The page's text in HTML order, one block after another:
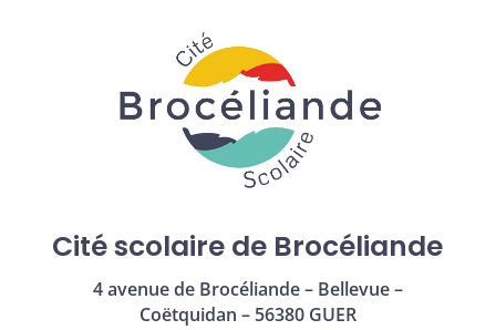
Cité scolaire de Brocéliande
4 avenue de Brocéliande – Bellevue –
Coëtquidan – 56380 GUER